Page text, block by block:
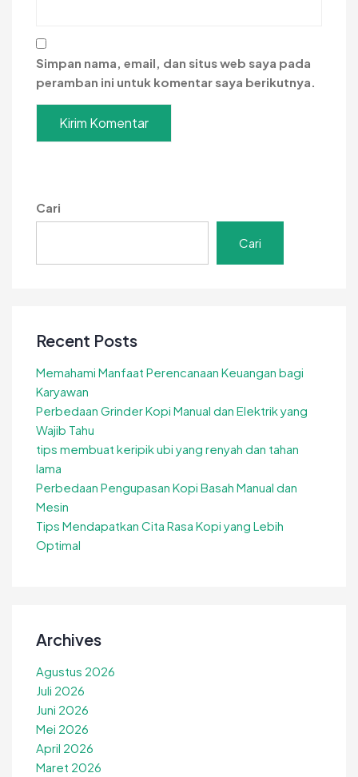
Simpan nama, email, dan situs web saya pada
peramban ini untuk komentar saya berikutnya.
Cari
Cari
Recent Posts
Memahami Manfaat Perencanaan Keuangan bagi
Karyawan
Perbedaan Grinder Kopi Manual dan Elektrik yang
Wajib Tahu
tips membuat keripik ubi yang renyah dan tahan
lama
Perbedaan Pengupasan Kopi Basah Manual dan
Mesin
Tips Mendapatkan Cita Rasa Kopi yang Lebih
Optimal
Archives
Agustus 2026
Juli 2026
Juni 2026
Mei 2026
April 2026
Maret 2026